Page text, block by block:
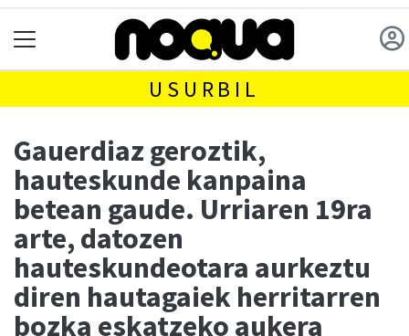
USURBIL
Gauerdiaz geroztik,
hauteskunde kanpaina
betean gaude. Urriaren 19ra
arte, datozen
hauteskundeotara aurkeztu
diren hautagaiek herritarren
bozka eskatzeko aukera